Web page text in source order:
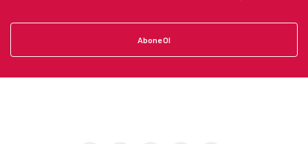
Abone Ol